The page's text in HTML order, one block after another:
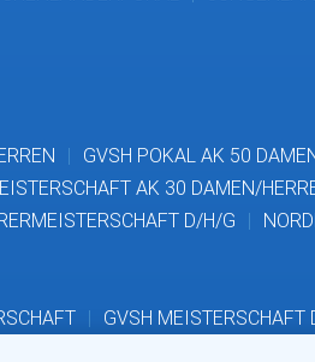
GVSH POKAL AK 50
AK 30 DAMEN/
D/H/G
GVSH MEISTERSCHAFT